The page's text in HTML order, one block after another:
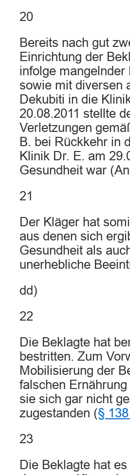
20
Bereits nach gut
Einrichtung der
infolge
sowie mit diversen
Dekubiti in die
20.08.2011 stellte
Verletzungen
B. bei Rückkehr in
Klinik Dr. E. am
Gesundheit war
21
Der Kläger hat
aus denen sich
Gesundheit als
unerhebliche
dd)
22
Die Beklagte hat
bestritten. Zum
Mobilisierung der
falschen
sie sich gar nicht
zugestanden (§
23
Die Beklagte hat